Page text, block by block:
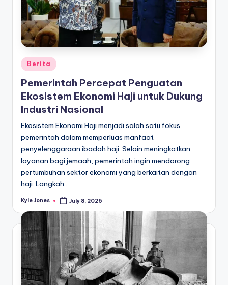
Posted
in
Berita
Pemerintah Percepat Penguatan
Ekosistem Ekonomi Haji untuk Dukung
Industri Nasional
Ekosistem Ekonomi Haji menjadi salah satu fokus
pemerintah dalam memperluas manfaat
penyelenggaraan ibadah haji. Selain meningkatkan
layanan bagi jemaah, pemerintah ingin mendorong
pertumbuhan sektor ekonomi yang berkaitan dengan
haji. Langkah…
Posted
Kyle Jones July 8, 2026